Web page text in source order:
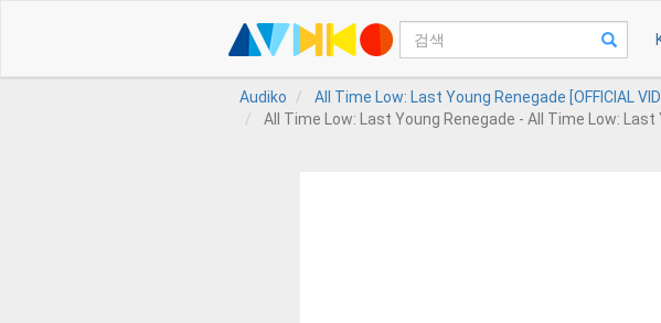
Audiko
All Time Low: Last Young Renegade [OFFICIAL
All Time Low: Last Young Renegade - All Time Low: Last